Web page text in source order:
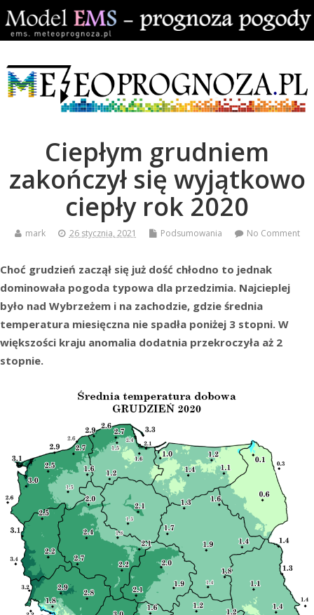
Ciepłym grudniem
zakończył się wyjątkowo
ciepły rok 2020
mark 26 stycznia, 2021 Podsumowania No Comment
Choć grudzień zaczął się już dość chłodno to jednak
dominowała pogoda typowa dla przedzimia. Najcieplej
było nad Wybrzeżem i na zachodzie, gdzie średnia
temperatura miesięczna nie spadła poniżej 3 stopni. W
większości kraju anomalia dodatnia przekroczyła aż 2
stopnie.